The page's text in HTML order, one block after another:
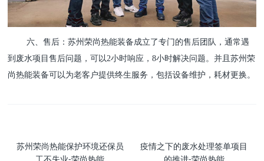
六、售后：苏州荣尚热能装备成立了专门的售后团队，通常遇
到废水项目售后问题，可以2小时响应，8小时解决问题。并且苏州荣
尚热能装备可以为老客户提供终生服务，包括设备维护，耗材更换。
苏州荣尚热能保护环境还保员
疫情之下的废水处理签单项目